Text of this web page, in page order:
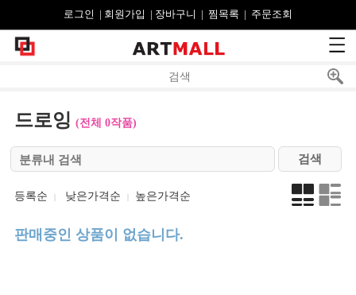
로그인 회원가입 장바구니 찜목록 주문조회
드로잉 (전체 0작품)
등록순 | 낮은가격순 | 높은가격순
판매중인 상품이 없습니다.